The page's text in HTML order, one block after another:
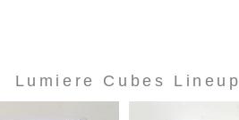
Lumiere Cubes Lineup